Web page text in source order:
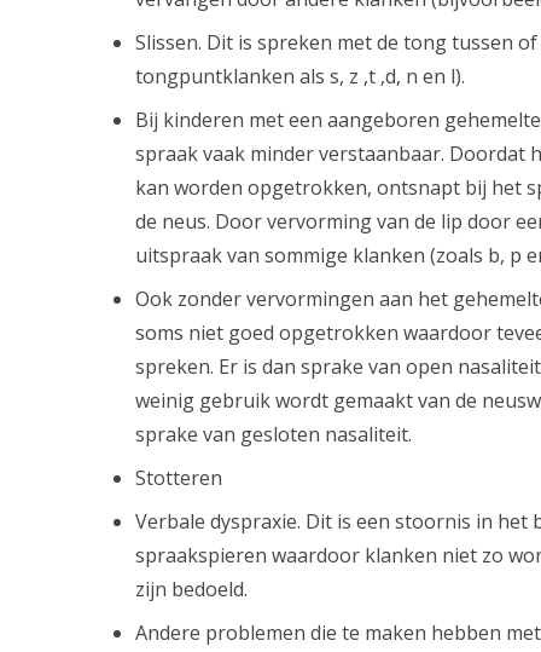
Slissen. Dit is spreken met de tong tussen
tongpuntklanken als s, z ,t ,d, n en l).
Bij kinderen met een aangeboren
spraak vaak minder verstaanbaar. Doordat
kan worden opgetrokken, ontsnapt bij het
de neus. Door vervorming van de lip door
uitspraak van sommige klanken (zoals b, p
Ook zonder vervormingen aan het
soms niet goed opgetrokken waardoor
spreken. Er is dan sprake van open
weinig gebruik wordt gemaakt van de
sprake van gesloten nasaliteit.
Stotteren
Verbale dyspraxie. Dit is een stoornis in het
spraakspieren waardoor klanken niet zo
zijn bedoeld.
Andere problemen die te maken hebben